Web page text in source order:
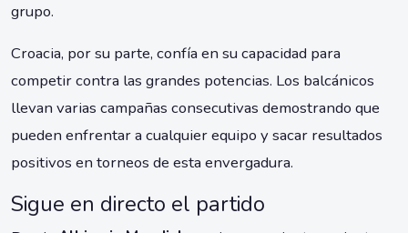
grupo.
Croacia, por su parte, confía en su capacidad para
competir contra las grandes potencias. Los balcánicos
llevan varias campañas consecutivas demostrando que
pueden enfrentar a cualquier equipo y sacar resultados
positivos en torneos de esta envergadura.
Sigue en directo el partido